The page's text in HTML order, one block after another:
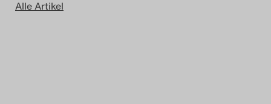
Alle Artikel